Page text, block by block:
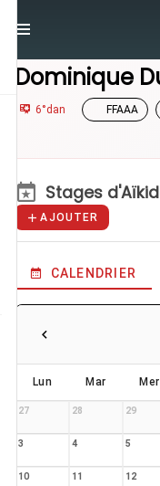
Dominique
6°dan FFAAA
Stages
AJOUTER
CALENDRIER
Lun Mar Mer
27 28 29
3 4 5
10 11 12